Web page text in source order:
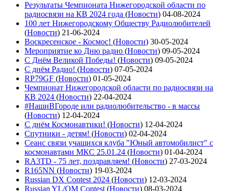
Результаты Чемпионата Нижегородской области по
радиосвязи на КВ 2024 года (Новости) 04-08-2024
100 лет Нижегородскому Обществу Радиолюбителей
(Новости) 21-06-2024
Воскресенское - Космос! (Новости) 30-05-2024
Мероприятие ко Дню радио (Новости) 09-05-2024
С Днём Великой Победы! (Новости) 09-05-2024
С днём Радио! (Новости) 07-05-2024
RP79GF (Новости) 01-05-2024
Чемпионат Нижегородской области по радиосвязи на
КВ 2024 (Новости) 22-04-2024
#НашиВГороде или радиолюбительство - в массы
(Новости) 12-04-2024
С днём Космонавтики! (Новости) 12-04-2024
Спутники - детям! (Новости) 02-04-2024
Сеанс связи учащихся клуба "Юный автомобилист" с
космонавтами МКС 25.01.24 (Новости) 01-04-2024
RA3TD - 75 лет, поздравляем! (Новости) 27-03-2024
R165NN (Новости) 19-03-2024
Russian DX Contest 2024 (Новости) 12-03-2024
Russian YL/OM Contest (Новости) 08-03-2024